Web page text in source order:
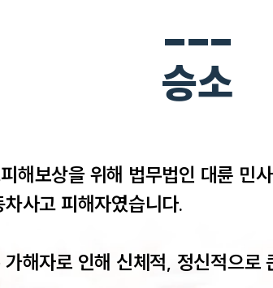
___
승소
해보상을 위해 법무법인 대륜 민
사고 피해자였습니다.
가해자로 인해 신체적, 정신적으로